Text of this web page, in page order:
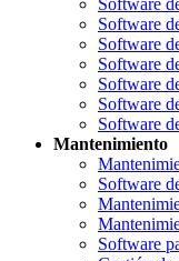
Software
Software
Software
Software
Software
Software
Software
Mantenimiento
Software
Software